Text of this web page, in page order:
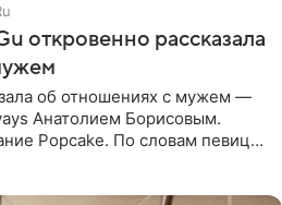
откровенно рассказала
об отношениях с мужем —
Анатолием Борисовым.
Popcake. По словам певицы,